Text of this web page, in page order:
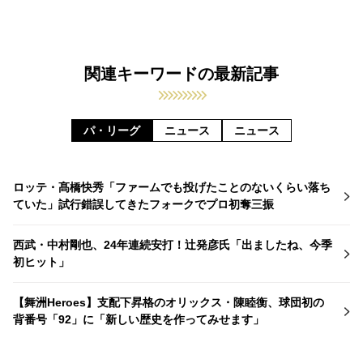
関連キーワードの最新記事
パ・リーグ ニュース ニュース
ロッテ・髙橋快秀「ファームでも投げたことのないくらい落ち
ていた」試行錯誤してきたフォークでプロ初奪三振
西武・中村剛也、24年連続安打！辻発彦氏「出ましたね、今季
初ヒット」
【舞洲Heroes】支配下昇格のオリックス・陳睦衡、球団初の
背番号「92」に「新しい歴史を作ってみせます」